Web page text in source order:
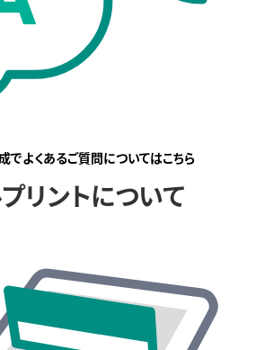
でよくあるご質問についてはこちら
リントについて